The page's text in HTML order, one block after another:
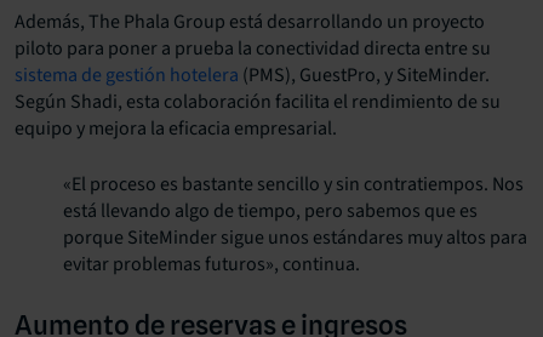
Además, The Phala Group está desarrollando un proyecto
piloto para poner a prueba la conectividad directa entre su
sistema de gestión hotelera (PMS), GuestPro, y SiteMinder.
Según Shadi, esta colaboración facilita el rendimiento de su
equipo y mejora la eficacia empresarial.
«El proceso es bastante sencillo y sin contratiempos. Nos
está llevando algo de tiempo, pero sabemos que es
porque SiteMinder sigue unos estándares muy altos para
evitar problemas futuros», continua.
Aumento de reservas e ingresos